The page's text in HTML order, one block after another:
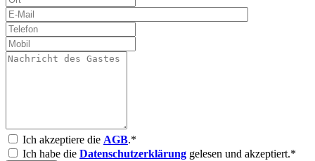
Ich akzeptiere die AGB.*
Ich habe die Datenschutzerklärung gelesen und akzeptiert.*